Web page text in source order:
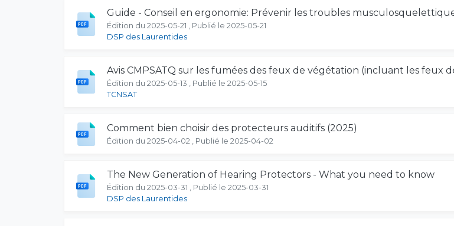
Guide - Conseil en ergonomie: Prévenir les troubles
Édition du 2025-05-21 , Publié le 2025-05-21
DSP des Laurentides
Avis CMPSATQ sur les fumées des feux de végétation (incluant les feux
Édition du 2025-05-13 , Publié le 2025-05-15
TCNSAT
Comment bien choisir des protecteurs auditifs (2025)
Édition du 2025-04-02 , Publié le 2025-04-02
The New Generation of Hearing Protectors - What you need to know
Édition du 2025-03-31 , Publié le 2025-03-31
DSP des Laurentides